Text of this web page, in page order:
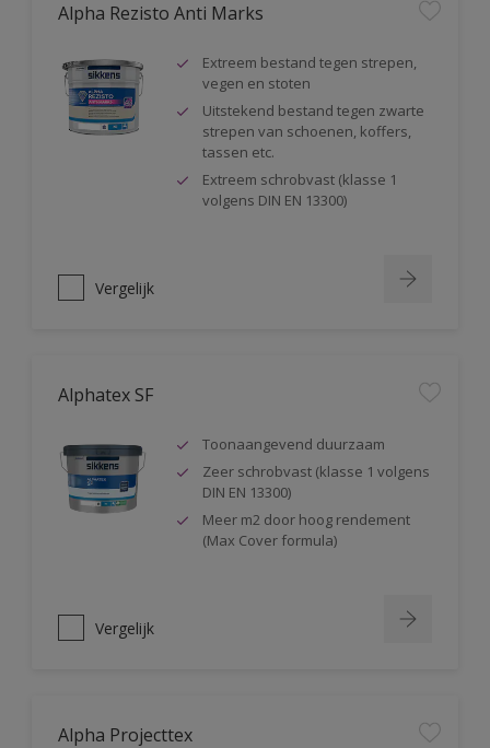
Alpha Rezisto Anti Marks
Extreem bestand tegen strepen,
vegen en stoten
Uitstekend bestand tegen zwarte
strepen van schoenen, koffers,
tassen etc.
Extreem schrobvast (klasse 1
volgens DIN EN 13300)
Vergelijk
Alphatex SF
Toonaangevend duurzaam
Zeer schrobvast (klasse 1 volgens
DIN EN 13300)
Meer m2 door hoog rendement
(Max Cover formula)
Vergelijk
Alpha Projecttex